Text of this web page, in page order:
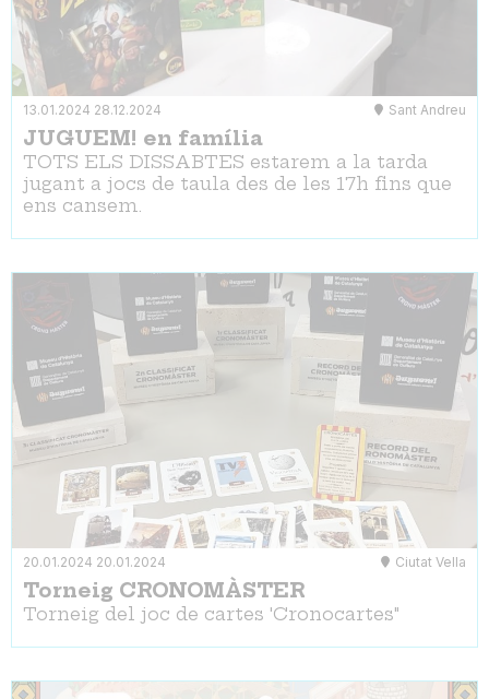
13.01.2024 28.12.2024 Sant Andreu
JUGUEM! en família
TOTS ELS DISSABTES estarem a la tarda
jugant a jocs de taula des de les 17h fins que
ens cansem.
20.01.2024 20.01.2024 Ciutat Vella
Torneig CRONOMÀSTER
Torneig del joc de cartes 'Cronocartes"